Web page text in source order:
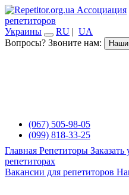
Ассоциация
репетиторов
Украины
RU | UA
Вопросы? Звоните нам:
(067) 505-98-05
(099) 818-33-25
Главная Репетиторы Заказать
репетиторах
Вакансии для репетиторов